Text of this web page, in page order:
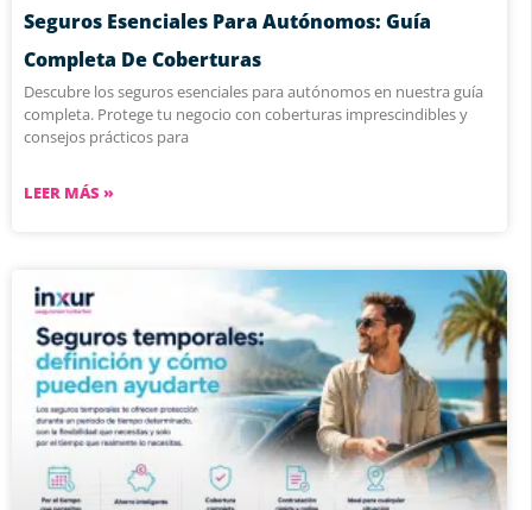
Seguros Esenciales Para Autónomos: Guía
Completa De Coberturas
Descubre los seguros esenciales para autónomos en nuestra guía
completa. Protege tu negocio con coberturas imprescindibles y
consejos prácticos para
LEER MÁS »